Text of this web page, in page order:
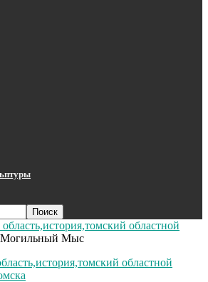
областной
Могильный Мыс
областной